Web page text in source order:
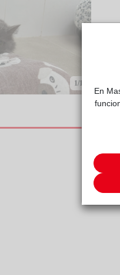
1/1
En